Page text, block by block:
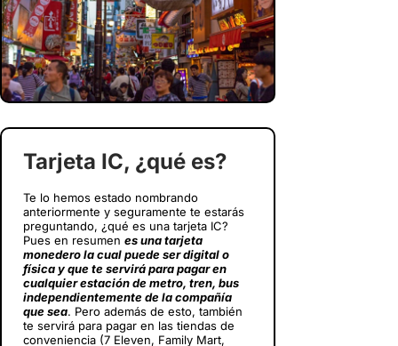
Tarjeta IC, ¿qué es?
Te lo hemos estado nombrando
anteriormente y seguramente te estarás
preguntando, ¿qué es una tarjeta IC?
Pues en resumen es una tarjeta
monedero la cual puede ser digital o
física y que te servirá para pagar en
cualquier estación de metro, tren, bus
independientemente de la compañía
que sea. Pero además de esto, también
te servirá para pagar en las tiendas de
conveniencia (7 Eleven, Family Mart,